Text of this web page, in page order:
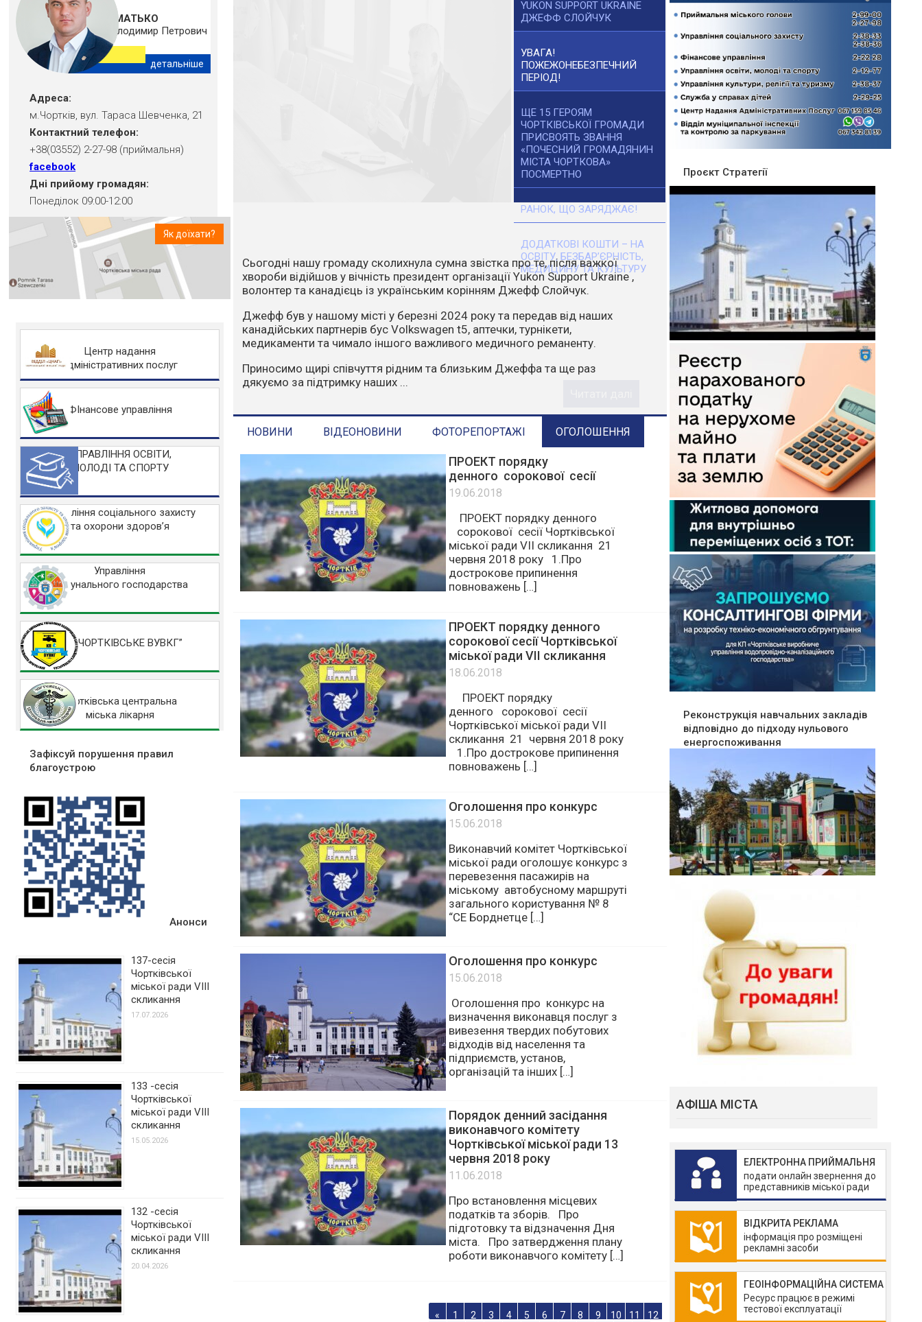
ШМАТЬКО
Володимир Петрович
детальніше
Адреса:
м.Чортків, вул. Тараса Шевченка, 21
Контактний телефон:
+38(03552) 2-27-98 (приймальня)
facebook
Дні прийому громадян:
Понеділок 09:00-12:00
Як доїхати?
Центр надання
адміністративних послуг
ФІнансове управління
УПРАВЛІННЯ ОСВІТИ,
МОЛОДІ ТА СПОРТУ
Управління соціального захисту
та охорони здоров’я
Управління
комунального господарства
КП “ЧОРТКІВСЬКЕ ВУВКГ”
Чортківська центральна
міська лікарня
Зафіксуй порушення правил
благоустрою
Анонси
137-сесія
Чортківської
міської ради VIII
скликання
17.07.2026
133 -сесія
Чортківської
міської ради VIII
скликання
15.05.2026
132 -сесія
Чортківської
міської ради VIII
скликання
20.04.2026
YUKON SUPPORT UKRAINE
ДЖЕФФ СЛОЙЧУК
УВАГА!
ПОЖЕЖОНЕБЕЗПЕЧНИЙ
ПЕРІОД!
ЩЕ 15 ГЕРОЯМ
ЧОРТКІВСЬКОЇ ГРОМАДИ
ПРИСВОЯТЬ ЗВАННЯ
«ПОЧЕСНИЙ ГРОМАДЯНИН
МІСТА ЧОРТКОВА»
ПОСМЕРТНО
РАНОК, ЩО ЗАРЯДЖАЄ!
ДОДАТКОВІ КОШТИ – НА
ОСВІТУ, БЕЗБАР’ЄРНІСТЬ,
МЕДИЦИНУ ТА КУЛЬТУРУ
Впродовж останніх днів температура повітря стає все вищою. Спека,
посуха та вітер перетворюють навіть маленьку іскру на масштабне
стихійне лихо.
Варто зазначити, що пожежі влітку найчастіше виникають через
людський фактор. Відділ з питань надзвичайних ситуацій та цивільного
захисту НАГАДУЄ:
Основні заборони у пожежонебезпечний період:
Читати далі
НОВИНИ ВІДЕОНОВИНИ ФОТОРЕПОРТАЖІ ОГОЛОШЕННЯ
ПРОЕКТ порядку
денного сорокової сесії
19.06.2018
ПРОЕКТ порядку денного
сорокової сесії Чортківської
міської ради VІІ скликання 21
повноважень […]
ПРОЕКТ порядку денного
сорокової сесії Чортківської
міської ради VІІ скликання
18.06.2018
ПРОЕКТ порядку
денного сорокової сесії
Чортківської міської ради VІІ
повноважень […]
Оголошення про конкурс
15.06.2018
Виконавчий комітет Чортківської
міської ради оголошує конкурс з
перевезення пасажирів на
“СЕ Борднетце […]
Оголошення про конкурс
15.06.2018
Оголошення про конкурс на
визначення виконавця послуг з
вивезення твердих побутових
організацій та інших […]
Порядок денний засідання
виконавчого комітету
Чортківської міської ради 13
червня 2018 року
11.06.2018
Про встановлення місцевих
податків та зборів. Про
Проєкт Стратегії
Реконструкція навчальних закладів
відповідно до підходу нульового
енергоспоживання
АФІША МІСТА
ЕЛЕКТРОННА ПРИЙМАЛЬНЯ
подати онлайн звернення до
представників міської ради
ВІДКРИТА РЕКЛАМА
інформація про розміщені
рекламні засоби
ГЕОІНФОРМАЦІЙНА СИСТЕМА
Ресурс працює в режимі
тестової експлуатації